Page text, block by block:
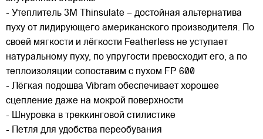
- Утеплитель 3M Thinsulate – достойная альтернатива
пуху от лидирующего американского производителя. По
своей мягкости и лёгкости Featherless не уступает
натуральному пуху, по упругости превосходит его, а по
теплоизоляции сопоставим с пухом FP 600
- Лёгкая подошва Vibram обеспечивает хорошее
сцепление даже на мокрой поверхности
- Шнуровка в треккинговой стилистике
- Петля для удобства переобувания